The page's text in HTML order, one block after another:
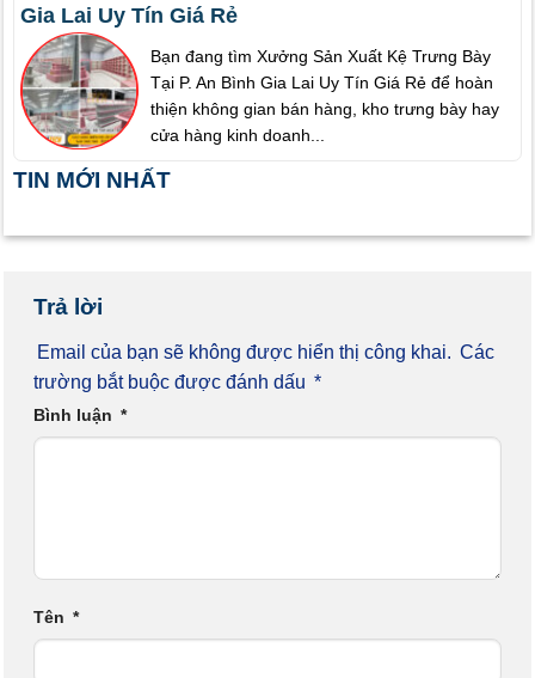
Gia Lai Uy Tín Giá Rẻ
Bạn đang tìm Xưởng Sản Xuất Kệ Trưng Bày
Tại P. An Bình Gia Lai Uy Tín Giá Rẻ để hoàn
thiện không gian bán hàng, kho trưng bày hay
cửa hàng kinh doanh...
TIN MỚI NHẤT
Trả lời
Email của bạn sẽ không được hiển thị công khai. Các
trường bắt buộc được đánh dấu *
Bình luận *
Tên *